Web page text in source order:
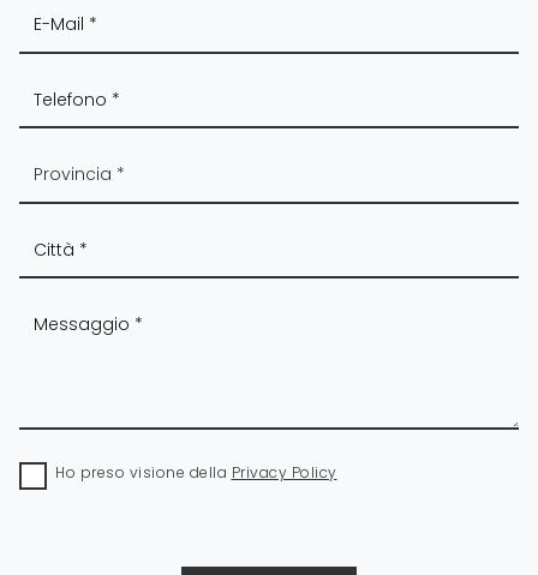
Ho preso visione della Privacy Policy